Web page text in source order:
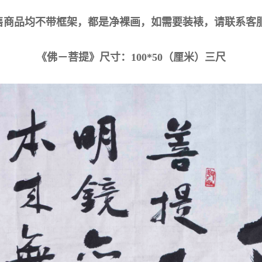
商品均不带框架，都是净裸画，如需要装裱，请联系客
《佛－菩提》尺寸：100*50（厘米）三尺